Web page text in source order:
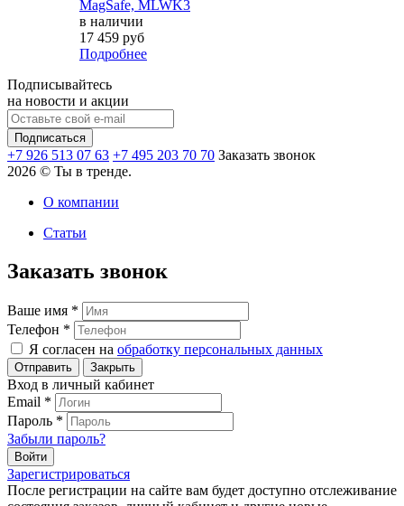
MagSafe, MLWK3
в наличии
17 459 руб
Подробнее
Подписывайтесь
на новости и акции
+7 926 513 07 63 +7 495 203 70 70 Заказать звонок
2026 © Ты в тренде.
О компании
Статьи
Заказать звонок
Ваше имя *
Телефон *
Я согласен на обработку персональных данных
Закрыть
Вход в личный кабинет
Email *
Пароль *
Забыли пароль?
Зарегистрироваться
После регистрации на сайте вам будет доступно отслеживание